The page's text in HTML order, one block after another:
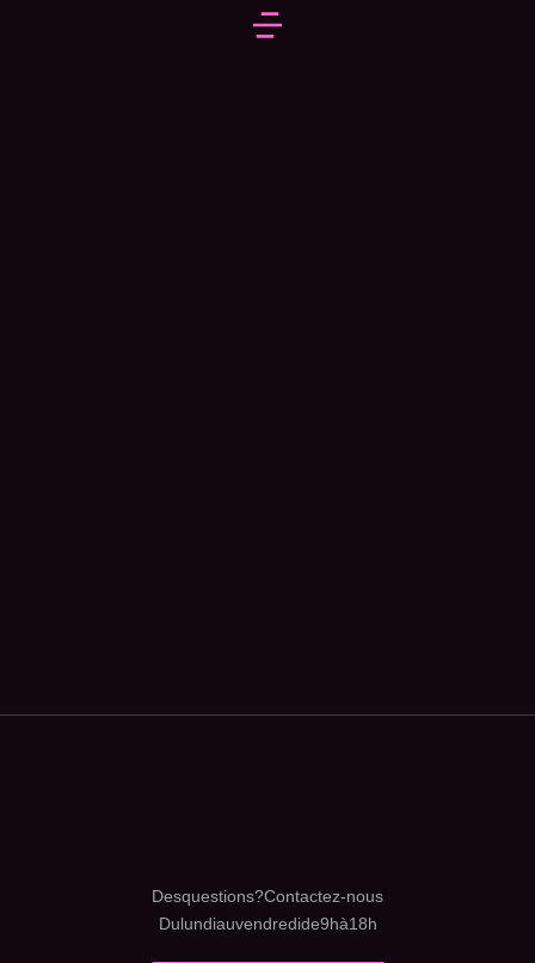
Des questions ? Contactez-nous
Du lundi au vendredi de 9h à 18h